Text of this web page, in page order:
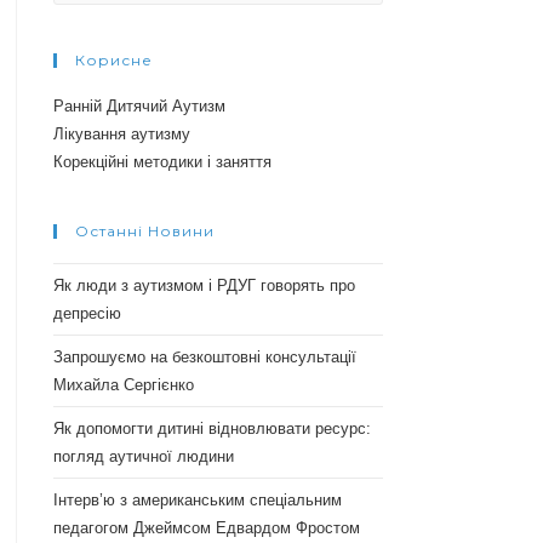
Корисне
Ранній Дитячий Аутизм
Лікування аутизму
Корекційні методики і заняття
Останні Новини
Як люди з аутизмом і РДУГ говорять про
депресію
Запрошуємо на безкоштовні консультації
Михайла Сергієнко
Як допомогти дитині відновлювати ресурс:
погляд аутичної людини
Інтерв’ю з американським спеціальним
педагогом Джеймсом Едвардом Фростом